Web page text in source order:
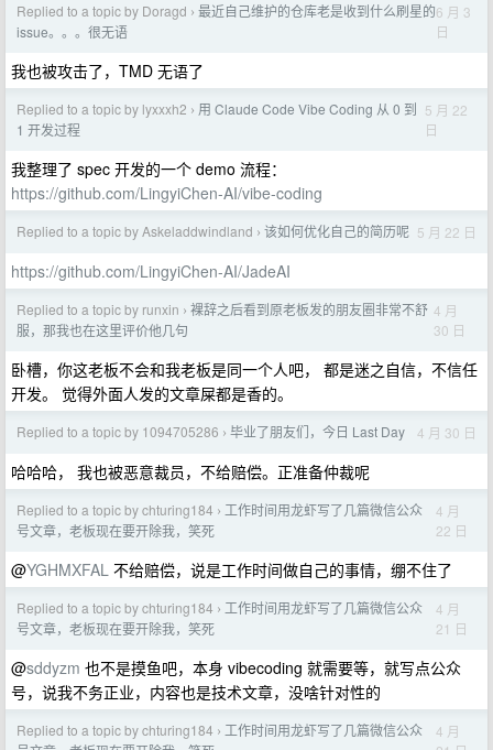
Replied to a topic by Doragd › 最近自己维护的仓库老是收到什么刷星的
issue。。。很无语
6 月 3
日
我也被攻击了，TMD 无语了
Replied to a topic by lyxxxh2 › 用 Claude Code Vibe Coding 从 0 到
1 开发过程
5 月 22
日
我整理了 spec 开发的一个 demo 流程：
https://github.com/LingyiChen-AI/vibe-coding
Replied to a topic by Askeladdwindland › 该如何优化自己的简历呢 5 月 22 日
https://github.com/LingyiChen-AI/JadeAI
Replied to a topic by runxin › 裸辞之后看到原老板发的朋友圈非常不舒
服，那我也在这里评价他几句
4 月
30 日
卧槽，你这老板不会和我老板是同一个人吧， 都是迷之自信，不信任
开发。 觉得外面人发的文章屎都是香的。
Replied to a topic by 1094705286 › 毕业了朋友们，今日 Last Day 4 月 30 日
哈哈哈， 我也被恶意裁员，不给赔偿。正准备仲裁呢
Replied to a topic by chturing184 › 工作时间用龙虾写了几篇微信公众
号文章，老板现在要开除我，笑死
4 月
22 日
@YGHMXFAL 不给赔偿，说是工作时间做自己的事情，绷不住了
Replied to a topic by chturing184 › 工作时间用龙虾写了几篇微信公众
号文章，老板现在要开除我，笑死
4 月
21 日
@sddyzm 也不是摸鱼吧，本身 vibecoding 就需要等，就写点公众
号，说我不务正业，内容也是技术文章，没啥针对性的
Replied to a topic by chturing184 › 工作时间用龙虾写了几篇微信公众
4 月